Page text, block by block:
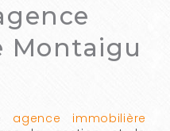
Montaigu
agence immobilière